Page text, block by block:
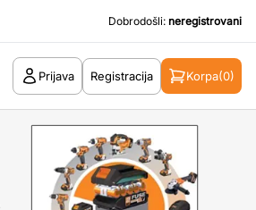
Dobrodošli: neregistrovani
Prijava Registracija Korpa(0)